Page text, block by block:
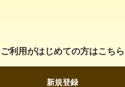
ご利用がはじめての方はこちら
新規登録